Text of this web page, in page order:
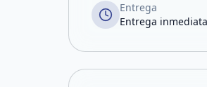
Entrega
Entrega inmediata